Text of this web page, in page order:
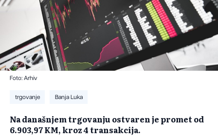
Foto: Arhiv
trgovanje Banja Luka
Na današnjem trgovanju ostvaren je promet od
6.903,97 KM, kroz 4 transakcija.